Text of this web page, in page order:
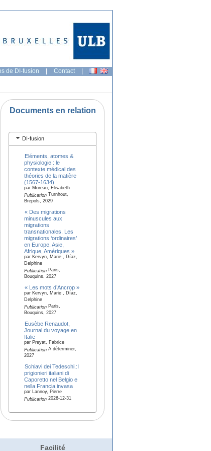
de DI-fusion | Contact |
Documents en relation
DI-fusion
Eléments, atomes &
physiologie : le
contexte médical des
théories de la matière
(1567-1634)
par Moreau, Elisabeth
PublicationTurnhout,
Brepols, 2029
« Des migrations
minuscules aux
migrations
transnationales. Les
migrations ‘ordinaires’
en Europe, Asie,
Afrique, Amériques »
par Kervyn, Marie , Díaz,
Delphine
PublicationParis,
Bouquins, 2027
« Les mots d’Ancrop »
par Kervyn, Marie , Díaz,
Delphine
PublicationParis,
Bouquins, 2027
Eusèbe Renaudot,
Journal du voyage en
Italie
par Preyat, Fabrice
PublicationA déterminer,
2027
Schiavi dei Tedeschi.:I
prigionieri italiani di
Caporetto nel Belgio e
nella Francia invasa
par Lannoy, Pierre
Publication2026-12-31
Facilité